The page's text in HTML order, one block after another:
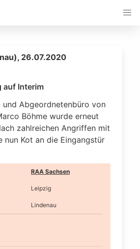
26.07.2020
auf Interim
und Abgeordnetenbüro von
Böhme wurde erneut
zahlreichen Angriffen mit
nun Kot an die Eingangstür
RAA Sachsen
Leipzig
Lindenau